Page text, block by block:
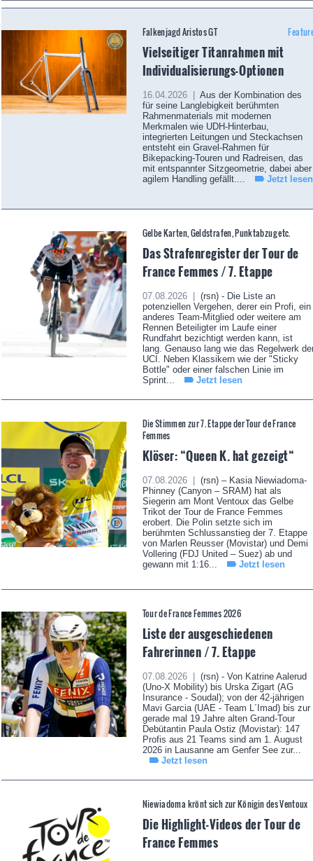
Falkenjagd Aristos GT
Vielseitiger Titanrahmen mit
Individualisierungs-Optionen
16.04.2026 |
Aus der Kombination des
für seine Langlebigkeit berühmten
Rahmenmaterials mit modernen
Merkmalen wie UDH-Hinterbau,
integrierten Leitungen und Steckachsen
entsteht ein Gravel-Rahmen für
Bikepacking-Touren und Radreisen, das
mit entspannter Sitzgeometrie, dabei aber
agilem Handling gefällt....
Jetzt lesen
Gelbe Karten, Geldstrafen, Punktabzug etc.
Das Strafenregister der Tour de
France Femmes / 7. Etappe
07.08.2026 |
(rsn) - Die Liste an
potenziellen Vergehen, derer ein Profi, ein
anderes Team-Mitglied oder weitere am
Rennen Beteiligter im Laufe einer
Rundfahrt bezichtigt werden kann, ist
lang. Genauso lang wie das Regelwerk
UCI. Neben Klassikern wie der "Sticky
Bottle" oder einer falschen Linie im
Sprint...
Jetzt lesen
Die Stimmen zur 7. Etappe der Tour de France
Femmes
Klöser: “Queen K. hat gezeigt“
07.08.2026 |
(rsn) – Kasia Niewiadoma-
Phinney (Canyon – SRAM) hat als
Siegerin am Mont Ventoux das Gelbe
Trikot der Tour de France Femmes
erobert. Die Polin setzte sich im
berühmten Schlussanstieg der 7. Etappe
von Marlen Reusser (Movistar) und Demi
Vollering (FDJ United – Suez) ab und
gewann mit 1:16...
Jetzt lesen
Tour de France Femmes 2026
Liste der ausgeschiedenen
Fahrerinnen / 7. Etappe
07.08.2026 |
(rsn) - Von Katrine Aalerud
(Uno-X Mobility) bis Urska Zigart (AG
Insurance - Soudal); von der 42-jährigen
Mavi Garcia (UAE - Team L´Imad) bis zur
gerade mal 19 Jahre alten Grand-Tour
Debütantin Paula Ostiz (Movistar): 147
Profis aus 21 Teams sind am 1. August
2026 in Lausanne am Genfer See zur...
Jetzt lesen
Niewiadoma krönt sich zur Königin des Ventoux
Die Highlight-Videos der Tour de
France Femmes